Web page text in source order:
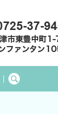
search